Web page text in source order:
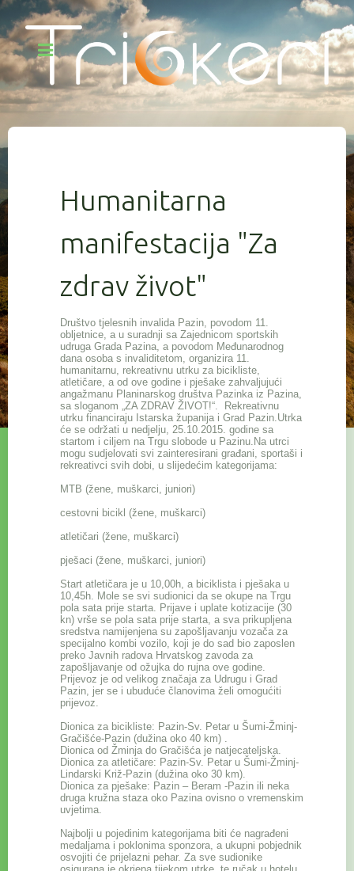
Humanitarna
manifestacija "Za
zdrav život"
Društvo tjelesnih invalida Pazin, povodom 11.
obljetnice, a u suradnji sa Zajednicom sportskih
udruga Grada Pazina, a povodom Međunarodnog
dana osoba s invaliditetom, organizira 11.
humanitarnu, rekreativnu utrku za bicikliste,
atletičare, a od ove godine i pješake zahvaljujući
angažmanu Planinarskog društva Pazinka iz Pazina,
sa sloganom „ZA ZDRAV ŽIVOT!“. Rekreativnu
utrku financiraju Istarska županija i Grad Pazin.Utrka
će se održati u nedjelju, 25.10.2015. godine sa
startom i ciljem na Trgu slobode u Pazinu.Na utrci
mogu sudjelovati svi zainteresirani građani, sportaši i
rekreativci svih dobi, u slijedećim kategorijama:
MTB (žene, muškarci, juniori)
cestovni bicikl (žene, muškarci)
atletičari (žene, muškarci)
pješaci (žene, muškarci, juniori)
Start atletičara je u 10,00h, a biciklista i pješaka u
10,45h. Mole se svi sudionici da se okupe na Trgu
pola sata prije starta. Prijave i uplate kotizacije (30
kn) vrše se pola sata prije starta, a sva prikupljena
sredstva namijenjena su zapošljavanju vozača za
specijalno kombi vozilo, koji je do sad bio zaposlen
preko Javnih radova Hrvatskog zavoda za
zapošljavanje od ožujka do rujna ove godine.
Prijevoz je od velikog značaja za Udrugu i Grad
Pazin, jer se i ubuduće članovima želi omogućiti
prijevoz.
Dionica za bicikliste: Pazin-Sv. Petar u Šumi-Žminj-
Gračišće-Pazin (dužina oko 40 km) .
Dionica od Žminja do Gračišća je natjecateljska.
Dionica za atletičare: Pazin-Sv. Petar u Šumi-Žminj-
Lindarski Križ-Pazin (dužina oko 30 km).
Dionica za pješake: Pazin – Beram -Pazin ili neka
druga kružna staza oko Pazina ovisno o vremenskim
uvjetima.
Najbolji u pojedinim kategorijama biti će nagrađeni
medaljama i poklonima sponzora, a ukupni pobjednik
osvojiti će prijelazni pehar. Za sve sudionike